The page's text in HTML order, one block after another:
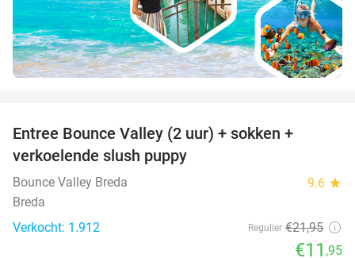
Entree Bounce Valley (2 uur) + sokken +
verkoelende slush puppy
Bounce Valley Breda 9.6 star
Breda
Verkocht: 1.912
Regulier €21,95
€11 ,95